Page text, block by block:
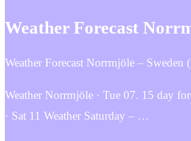
Weather Forecast
Weather Forecast Norrmjöle – Sweden
Weather Norrmjöle · Tue 07. 15 day
· Sat 11 Weather Saturday – …